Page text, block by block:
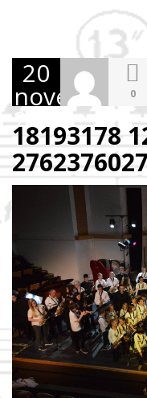
20
novembre
2018
0
18193178